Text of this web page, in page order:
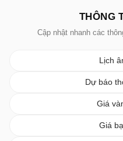
THÔNG
Cập nhật nhanh các
Lịch
Dự báo
Giá
Giá